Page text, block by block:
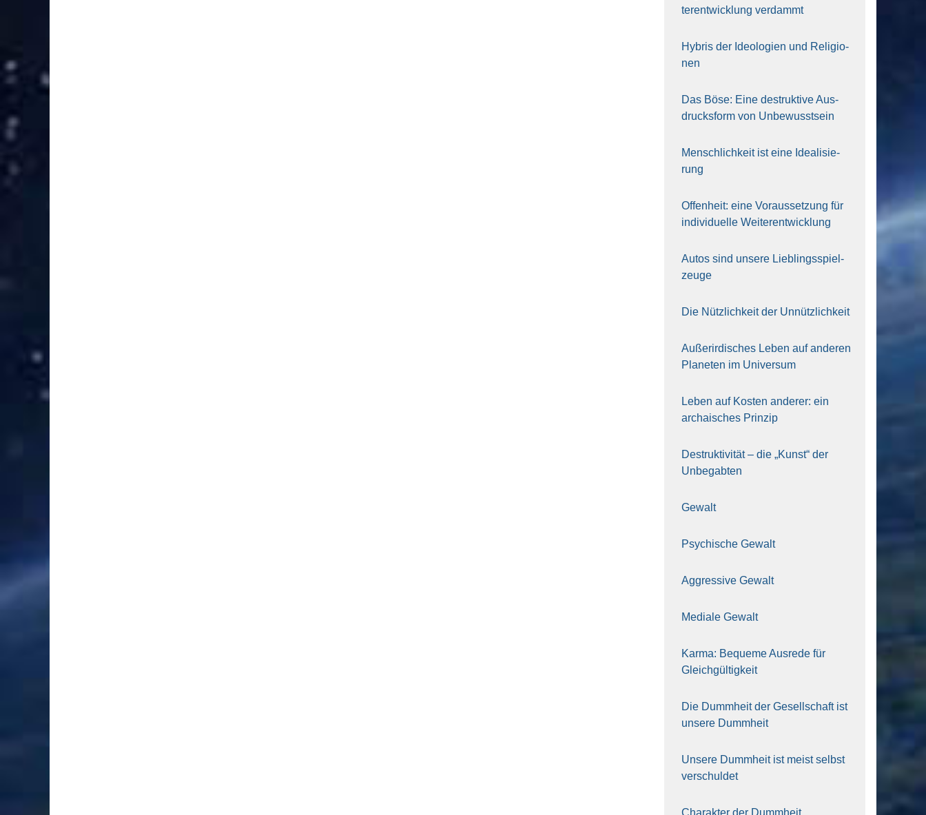
ter­ent­wick­lung ver­dammt
Hybris der Ideo­lo­gien und Reli­gio­
nen
Das Böse: Eine destruk­ti­ve Aus­
drucks­form von Unbe­wusst­sein
Mensch­lich­keit ist eine Idea­li­sie­
rung
Offen­heit: eine Vor­aus­set­zung für
indi­vi­du­el­le Wei­ter­ent­wick­lung
Autos sind unse­re Lieb­lings­spiel­
zeu­ge
Die Nütz­lich­keit der Unnütz­lich­keit
Außer­ir­di­sches Leben auf ande­ren
Pla­ne­ten im Uni­ver­sum
Leben auf Kos­ten ande­rer: ein
archai­sches Prin­zip
Destruk­ti­vi­tät – die „Kunst“ der
Unbe­gab­ten
Gewalt
Psy­chi­sche Gewalt
Aggres­si­ve Gewalt
Media­le Gewalt
Kar­ma: Beque­me Aus­re­de für
Gleich­gül­tig­keit
Die Dumm­heit der Gesell­schaft ist
unse­re Dumm­heit
Unse­re Dumm­heit ist meist selbst
ver­schul­det
Cha­rak­ter der Dumm­heit